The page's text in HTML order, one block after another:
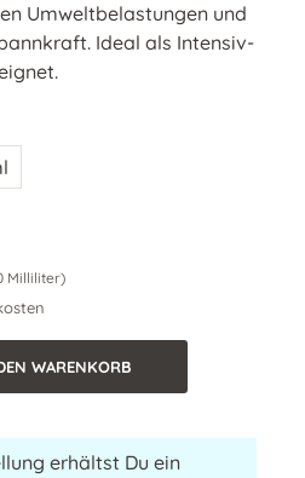
Umweltbelastungen und
Ideal als Intensiv-
Milliliter)
Wähle die
WARENKORB
erhältst Du ein